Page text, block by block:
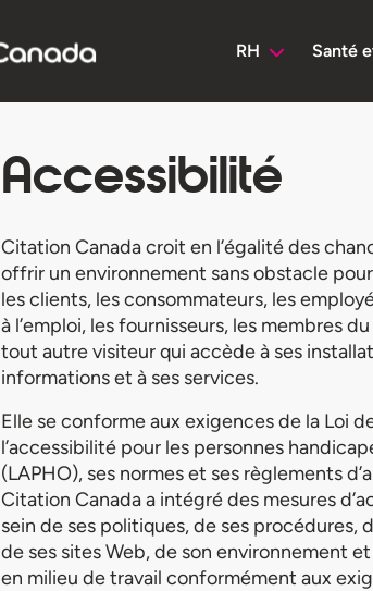
RH Santé
Accessibilité
Citation Canada croit en l’égalité des
offrir un environnement sans obstacle
les clients, les consommateurs, les
à l’emploi, les fournisseurs, les membres
tout autre visiteur qui accède à ses
informations et à ses services.
Elle se conforme aux exigences de la Loi
l’accessibilité pour les personnes
(LAPHO), ses normes et ses règlements
Citation Canada a intégré des mesures
sein de ses politiques, de ses procédures,
de ses sites Web, de son environnement
en milieu de travail conformément aux